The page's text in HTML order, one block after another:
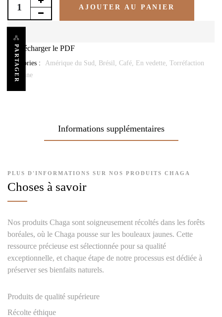
PARTAGER
AJOUTER AU PANIER
↓ Télécharger le PDF
Catégories : Amérique du Sud, Brésil, Café, En vedette, Torréfaction
moyenne
Informations supplémentaires
PLUS D'INFORMATIONS SUR NOS PRODUITS CHAGA
Choses à savoir
Nos produits Chaga sont soigneusement récoltés dans les forêts
boréales, où le Chaga pousse sur les bouleaux jaunes. Cette
ressource précieuse est sélectionnée pour sa qualité
exceptionnelle, et chaque étape de notre processus est dédiée à
préserver ses bienfaits naturels.
Produits de qualité supérieure
Récolte éthique